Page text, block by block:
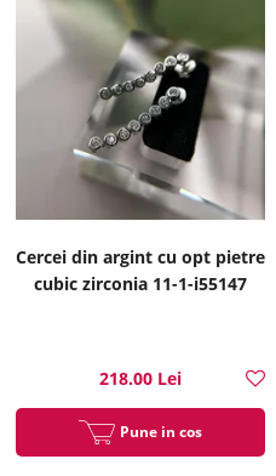
Cercei din argint cu opt pietre
cubic zirconia 11-1-i55147
218.00 Lei
Pune in cos